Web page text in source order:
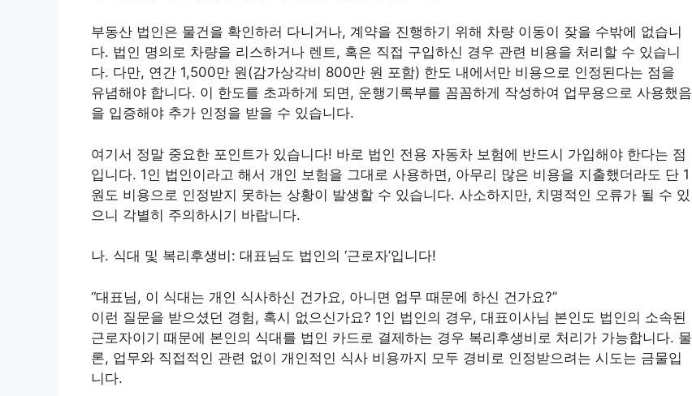
부동산 법인은 물건을 확인하러 다니거나, 계약을 진행하기 위해 차량 이동이 잦을 수밖에 없습니
다. 법인 명의로 차량을 리스하거나 렌트, 혹은 직접 구입하신 경우 관련 비용을 처리할 수 있습니
다. 다만, 연간 1,500만 원(감가상각비 800만 원 포함) 한도 내에서만 비용으로 인정된다는 점을
유념해야 합니다. 이 한도를 초과하게 되면, 운행기록부를 꼼꼼하게 작성하여 업무용으로 사용했음
을 입증해야 추가 인정을 받을 수 있습니다.
여기서 정말 중요한 포인트가 있습니다! 바로 법인 전용 자동차 보험에 반드시 가입해야 한다는 점
입니다. 1인 법인이라고 해서 개인 보험을 그대로 사용하면, 아무리 많은 비용을 지출했더라도 단 1
원도 비용으로 인정받지 못하는 상황이 발생할 수 있습니다. 사소하지만, 치명적인 오류가 될 수 있
으니 각별히 주의하시기 바랍니다.
나. 식대 및 복리후생비: 대표님도 법인의 ‘근로자’입니다!
“대표님, 이 식대는 개인 식사하신 건가요, 아니면 업무 때문에 하신 건가요?”
이런 질문을 받으셨던 경험, 혹시 없으신가요? 1인 법인의 경우, 대표이사님 본인도 법인의 소속된
근로자이기 때문에 본인의 식대를 법인 카드로 결제하는 경우 복리후생비로 처리가 가능합니다. 물
론, 업무와 직접적인 관련 없이 개인적인 식사 비용까지 모두 경비로 인정받으려는 시도는 금물입
니다.